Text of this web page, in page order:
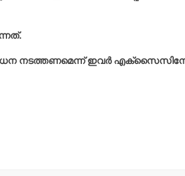
നടത്തണമെന്ന് ഇവര്‍